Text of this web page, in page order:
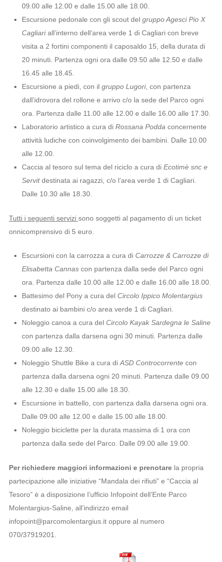
09.00 alle 12.00 e dalle 15.00 alle 18.00.
Escursione pedonale con gli scout delgruppo Agesci Pio X
Cagliariall’interno dell’area verde 1 di Cagliari con breve
visita a 2 fortini componenti il caposaldo 15, della durata di
20 minuti. Partenza ogni ora dalle 09.50 alle 12.50 e dalle
16.45 alle 18.45.
Escursione a piedi, con ilgruppo Lugori, con partenza
dall’idrovora del rollone e arrivo c/o la sede del Parco ogni
ora. Partenza dalle 11.00 alle 12.00 e dalle 16.00 alle 17.30.
Laboratorio artistico a cura diRossana Podda concernente
attività ludiche con coinvolgimento dei bambini. Dalle 10.00
alle 12.00.
Caccia al tesoro sul tema del riciclo a cura diEcotimè snc e
Servitdestinata ai ragazzi, c/o l’area verde 1 di Cagliari.
Dalle 10.30 alle 18.30.
Tutti i seguenti servizi sono soggetti al pagamento di un ticket
onnicomprensivo di 5 euro.
Escursioni con la carrozza a cura diCarrozze & Carrozze di
Elisabetta Cannas con partenza dalla sede del Parco ogni
ora. Partenza dalle 10.00 alle 12.00 e dalle 16.00 alle 18.00.
Battesimo del Pony a cura delCircolo Ippico Molentargius
destinato ai bambini c/o area verde 1 di Cagliari.
Noleggio canoa a cura delCircolo Kayak Sardegna le Saline
con partenza dalla darsena ogni 30 minuti. Partenza dalle
09.00 alle 12.30.
Noleggio Shuttle Bike a cura diASD Controcorrente con
partenza dalla darsena ogni 20 minuti. Partenza dalle 09.00
alle 12.30 e dalle 15.00 alle 18.30.
Escursione in battello, con partenza dalla darsena ogni ora.
Dalle 09.00 alle 12.00 e dalle 15.00 alle 18.00.
Noleggio biciclette per la durata massima di 1 ora con
partenza dalla sede del Parco. Dalle 09.00 alle 19.00.
Per richiedere maggiori informazioni e prenotarela propria
partecipazione alle iniziative “Mandala dei rifiuti” e “Caccia al
Tesoro” è a disposizione l’ufficio Infopoint dell’Ente Parco
Molentargius-Saline, all’indirizzo email
infopoint@parcomolentargius.it oppure al numero
070/37919201.